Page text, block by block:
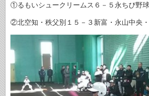
①るもいシュークリームス６－５永ちび野
②北空知・秩父別１５－３新富・永山中央